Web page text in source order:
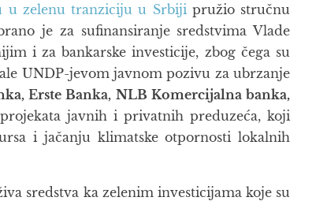
u zelenu tranziciju u Srbiji pružio stručnu
je za sufinansiranje sredstvima Vlade
i za bankarske investicije, zbog čega su
UNDP-jevom javnom pozivu za ubrzanje
Erste Banka, NLB Komercijalna banka,
javnih i privatnih preduzeća, koji
i jačanju klimatske otpornosti lokalnih
sredstva ka zelenim investicijama koje su